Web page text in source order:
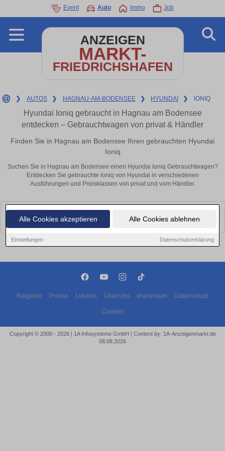
Alle Cookies akzeptieren Alle Cookies ablehnen
Einstellungen Datenschutzerklärung
Event Auto Immo Job
ANZEIGEN
MARKT-
FRIEDRICHSHAFEN
❯ AUTOS ❯ HAGNAU-AM-BODENSEE ❯ HYUNDAI ❯ IONIQ
Hyundai Ioniq gebraucht in Hagnau am Bodensee
entdecken – Gebrauchtwagen von privat & Händler
Finden Sie in Hagnau am Bodensee Ihren gebrauchten Hyundai
Ioniq
Suchen Sie in Hagnau am Bodensee einen Hyundai Ioniq Gebrauchtwagen?
Entdecken Sie gebrauchte Ioniq von Hyundai in verschiedenen
Ausführungen und Preisklassen von privat und vom Händler.
Leider konnten wir derzeit keine passenden Autos finden. Schauen Sie
bald wieder vorbei!
Ratgeber Presse Lokales Über Uns Impressum Datenschutz
Cookies
Copyright © 2000 - 2026 | 1A Infosysteme GmbH | Content by: 1A-Anzeigenmarkt.de
08.08.2026